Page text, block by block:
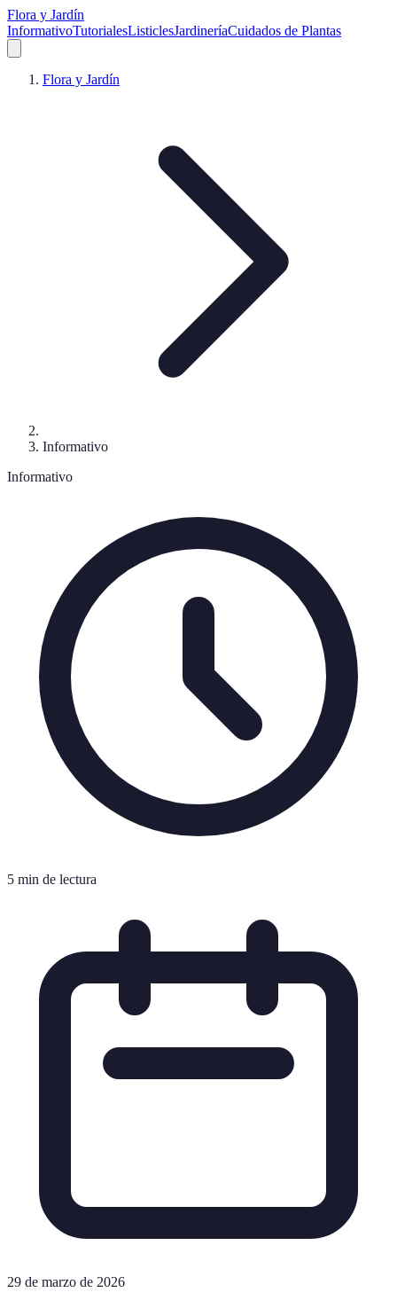
Flora y Jardín
InformativoTutorialesListiclesJardineríaCuidados de Plantas
Flora y Jardín
Informativo
Informativo
5 min de lectura
29 de marzo de 2026